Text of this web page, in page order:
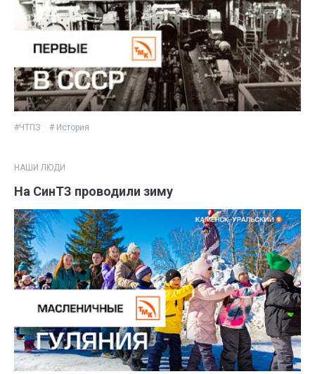
#ЧТПЗ # История
НАШИ ЛЮДИ
На СинТЗ проводили зиму